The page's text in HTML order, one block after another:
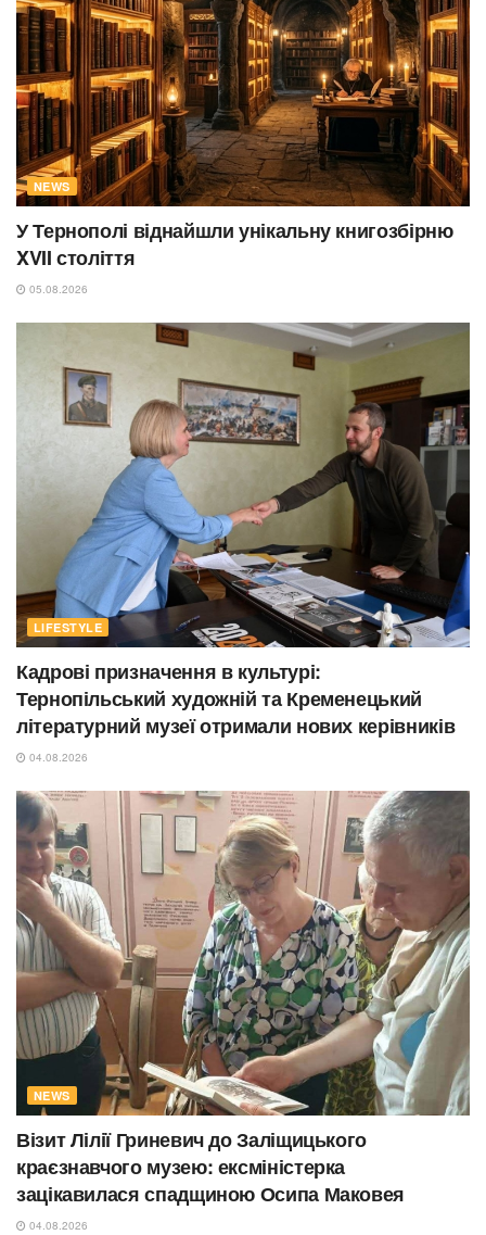
NEWS
У Тернополі віднайшли унікальну книгозбірню
XVII століття
05.08.2026
LIFESTYLE
Кадрові призначення в культурі:
Тернопільський художній та Кременецький
літературний музеї отримали нових керівників
04.08.2026
NEWS
Візит Лілії Гриневич до Заліщицького
краєзнавчого музею: ексміністерка
зацікавилася спадщиною Осипа Маковея
04.08.2026